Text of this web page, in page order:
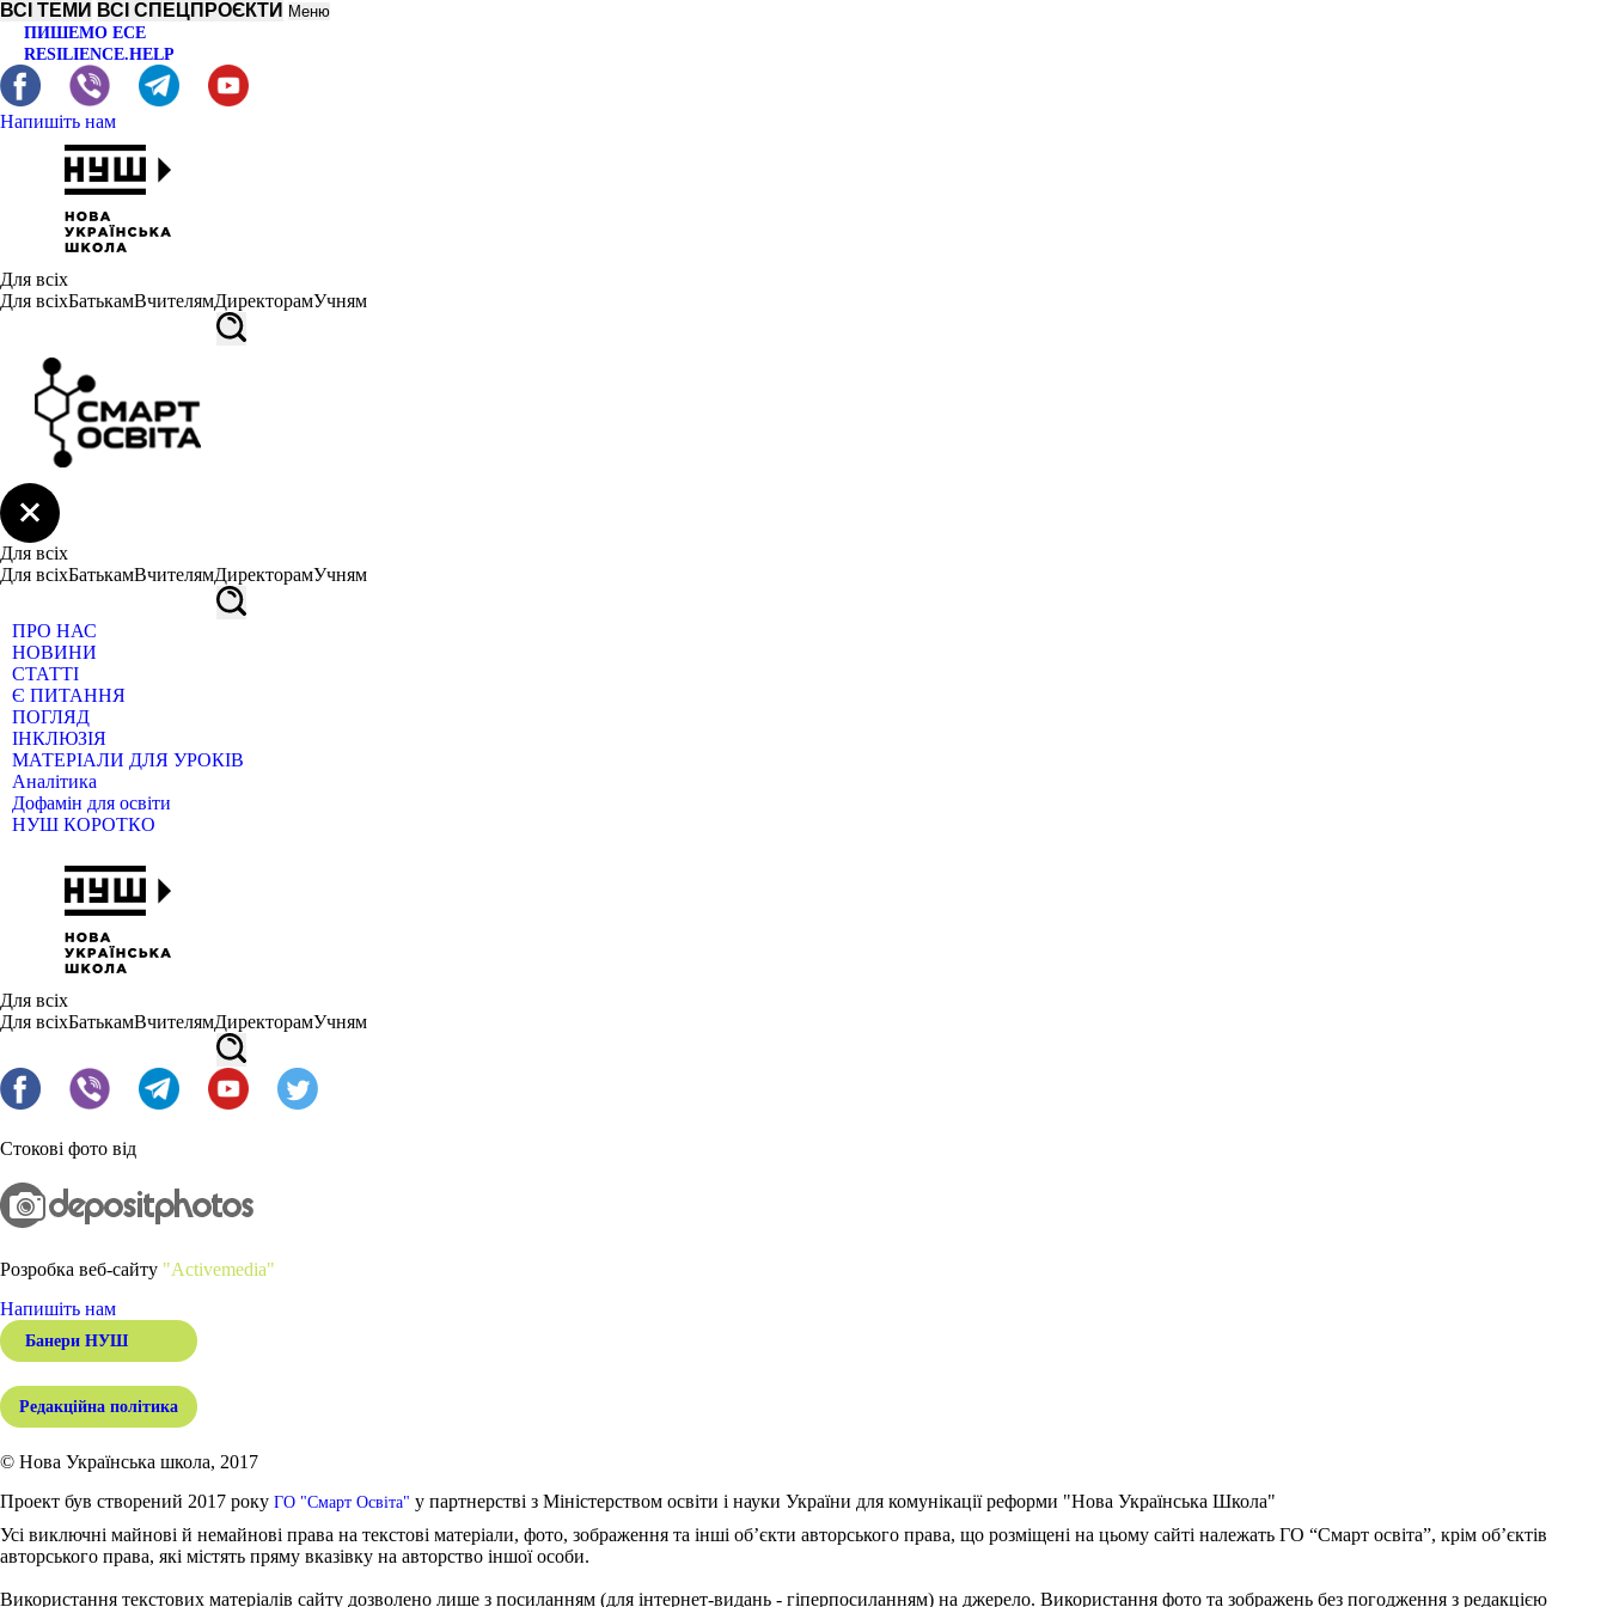
ВСІ ТЕМИ ВСІ СПЕЦПРОЄКТИ Меню
ПИШЕМО ЕСЕ
RESILIENCE.HELP
Напишіть нам
Для всіх
Для всіхБатькамВчителямДиректорамУчням
Для всіх
Для всіхБатькамВчителямДиректорамУчням
ПРО НАС
НОВИНИ
СТАТТІ
Є ПИТАННЯ
ПОГЛЯД
ІНКЛЮЗІЯ
МАТЕРІАЛИ ДЛЯ УРОКІВ
Аналітика
Дофамін для освіти
НУШ КОРОТКО
Для всіх
Для всіхБатькамВчителямДиректорамУчням
Стокові фото від
Розробка веб-сайту "Activemedia"
Напишіть нам
Банери НУШ
Редакційна політика
© Нова Українська школа, 2017
Проект був створений 2017 року ГО "Смарт Освіта" у партнерстві з Міністерством освіти і науки України для комунікації реформи "Нова Українська Школа"
Усі виключні майнові й немайнові права на текстові матеріали, фото, зображення та інші об’єкти авторського права, що розміщені на цьому сайті належать ГО “Смарт освіта”, крім об’єктів
авторського права, які містять пряму вказівку на авторство іншої особи.
Використання текстових матеріалів сайту дозволено лише з посиланням (для інтернет-видань - гіперпосиланням) на джерело. Використання фото та зображень без погодження з редакцією